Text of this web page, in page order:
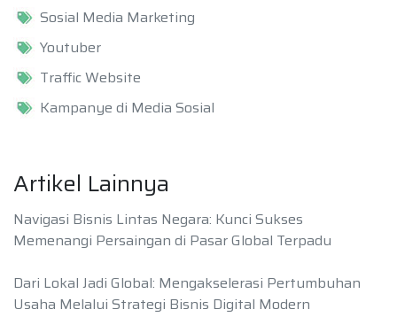
Sosial Media Marketing
Youtuber
Traffic Website
Kampanye di Media Sosial
Artikel Lainnya
Navigasi Bisnis Lintas Negara: Kunci Sukses
Memenangi Persaingan di Pasar Global Terpadu
Dari Lokal Jadi Global: Mengakselerasi Pertumbuhan
Usaha Melalui Strategi Bisnis Digital Modern